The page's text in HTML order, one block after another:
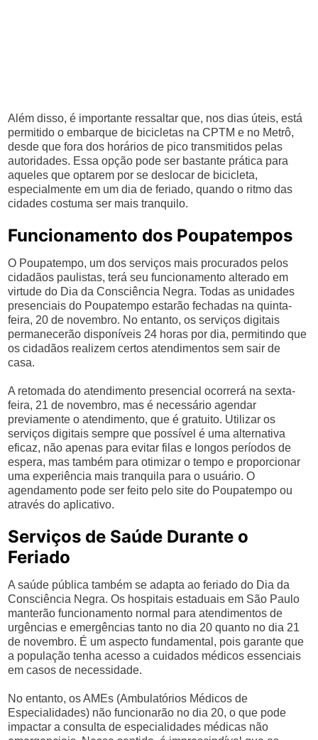
Além disso, é importante ressaltar que, nos dias úteis, está
permitido o embarque de bicicletas na CPTM e no Metrô,
desde que fora dos horários de pico transmitidos pelas
autoridades. Essa opção pode ser bastante prática para
aqueles que optarem por se deslocar de bicicleta,
especialmente em um dia de feriado, quando o ritmo das
cidades costuma ser mais tranquilo.
Funcionamento dos Poupatempos
O Poupatempo, um dos serviços mais procurados pelos
cidadãos paulistas, terá seu funcionamento alterado em
virtude do Dia da Consciência Negra. Todas as unidades
presenciais do Poupatempo estarão fechadas na quinta-
feira, 20 de novembro. No entanto, os serviços digitais
permanecerão disponíveis 24 horas por dia, permitindo que
os cidadãos realizem certos atendimentos sem sair de
casa.
A retomada do atendimento presencial ocorrerá na sexta-
feira, 21 de novembro, mas é necessário agendar
previamente o atendimento, que é gratuito. Utilizar os
serviços digitais sempre que possível é uma alternativa
eficaz, não apenas para evitar filas e longos períodos de
espera, mas também para otimizar o tempo e proporcionar
uma experiência mais tranquila para o usuário. O
agendamento pode ser feito pelo site do Poupatempo ou
através do aplicativo.
Serviços de Saúde Durante o
Feriado
A saúde pública também se adapta ao feriado do Dia da
Consciência Negra. Os hospitais estaduais em São Paulo
manterão funcionamento normal para atendimentos de
urgências e emergências tanto no dia 20 quanto no dia 21
de novembro. É um aspecto fundamental, pois garante que
a população tenha acesso a cuidados médicos essenciais
em casos de necessidade.
No entanto, os AMEs (Ambulatórios Médicos de
Especialidades) não funcionarão no dia 20, o que pode
impactar a consulta de especialidades médicas não